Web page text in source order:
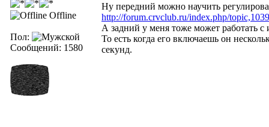
Offline
Пол:
Сообщений: 1580
Ну передний можно научить
http://forum.crvclub.ru/index.php/
А задний у меня тоже может работать с
То есть когда его включаешь он
секунд.